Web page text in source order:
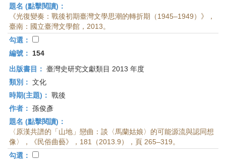
題名 (點擊閱讀)：
《光復變奏：戰後初期臺灣文學思潮的轉折期（1945–1949）》，
臺南：國立臺灣文學館，2013。
勾選：
編號：
154
出版書目： 臺灣史研究文獻類目 2013 年度
類別： 文化
時期(主題)： 戰後
作者： 孫俊彥
題名 (點擊閱讀)：
〈原漢共譜的「山地」戀曲：談〈馬蘭姑娘〉的可能源流與認同想
像〉，《民俗曲藝》，181（2013.9），頁 265–319。
勾選：